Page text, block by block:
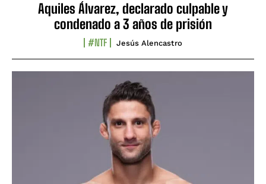
Aquiles Álvarez, declarado culpable y
condenado a 3 años de prisión
#NTF Jesús Alencastro